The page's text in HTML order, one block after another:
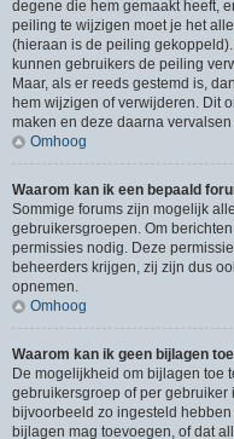
degene die hem gemaakt heeft,
peiling te wijzigen moet je het
(hieraan is de peiling
kunnen gebruikers de peiling
Maar, als er reeds gestemd is,
hem wijzigen of verwijderen. Dit
maken en deze daarna
Omhoog
Waarom kan ik een bepaald
Sommige forums zijn mogelijk
gebruikersgroepen. Om
permissies nodig. Deze
beheerders krijgen, zij zijn dus
opnemen.
Omhoog
Waarom kan ik geen bijlagen
De mogelijkheid om bijlagen toe
gebruikersgroep of per
bijvoorbeeld zo ingesteld
bijlagen mag toevoegen, of dat